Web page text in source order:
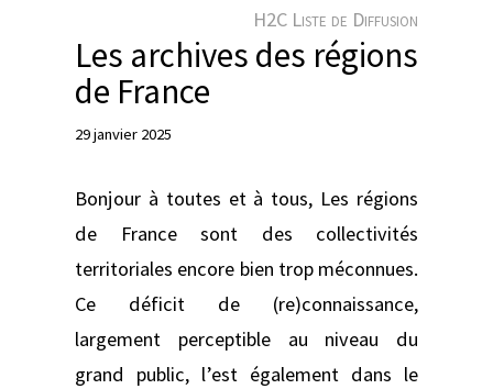
H2C Liste de Diffusion
Les archives des régions
de France
29 janvier 2025
Bonjour à toutes et à tous, Les régions
de France sont des collectivités
territoriales encore bien trop méconnues.
Ce déficit de (re)connaissance,
largement perceptible au niveau du
grand public, l’est également dans le